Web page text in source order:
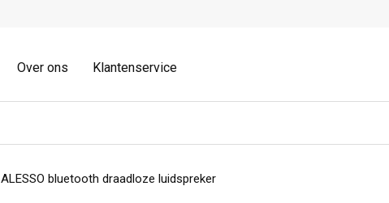
Over ons Klantenservice
ALESSO bluetooth draadloze luidspreker